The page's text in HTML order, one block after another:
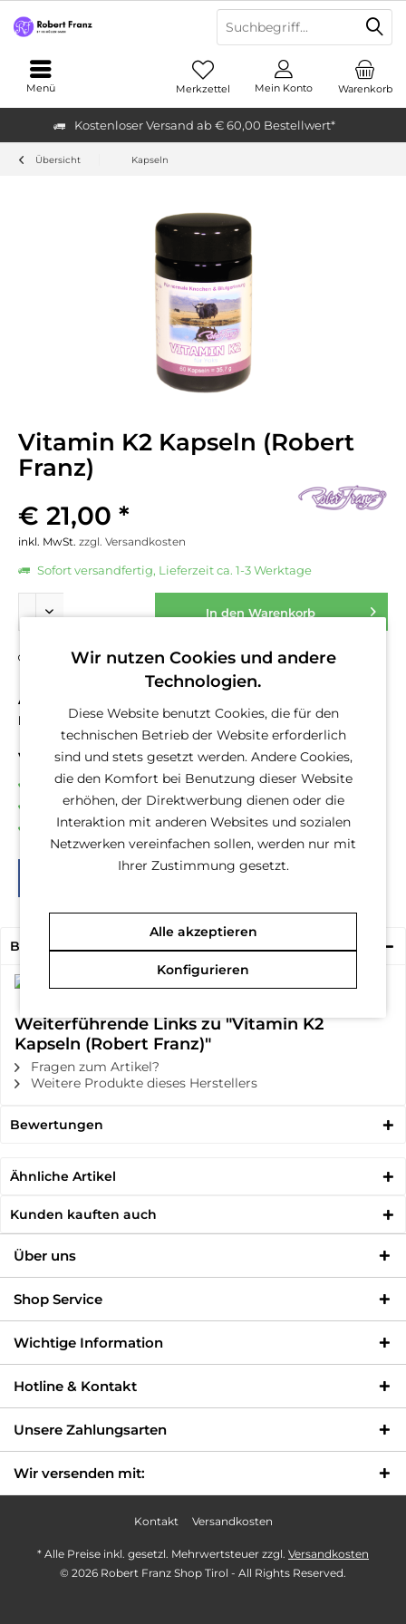
Kostenloser Versand ab € 60,00 Bestellwert*
Warenkorb
Merkzettel Mein Konto
Menü
Übersicht Kapseln
Vitamin K2 Kapseln (Robert
Franz)
€ 21,00 *
inkl. MwSt. zzgl. Versandkosten
Sofort versandfertig, Lieferzeit ca. 1-3 Werktage
In den Warenkorb
Merken Fragen zum Artikel?
Artikel-Nr.:
EAN
10429
Vorteile
Kostenloser Versand ab € 50,- Bestellwert
Versand innerhalb von 24h*
30 Tage Geld-Zurück-Garantie
Beschreibung
Weiterführende Links zu "Vitamin K2
Kapseln (Robert Franz)"
Fragen zum Artikel?
Weitere Produkte dieses Herstellers
Bewertungen
Ähnliche Artikel
Kunden kauften auch
Über uns
Shop Service
Wichtige Information
Hotline & Kontakt
Unsere Zahlungsarten
Wir versenden mit:
Kontakt Versandkosten
* Alle Preise inkl. gesetzl. Mehrwertsteuer zzgl. Versandkosten
© 2026 Robert Franz Shop Tirol - All Rights Reserved.
Wir nutzen Cookies und andere
Technologien.
Diese Website benutzt Cookies, die für den
technischen Betrieb der Website erforderlich
sind und stets gesetzt werden. Andere Cookies,
die den Komfort bei Benutzung dieser Website
erhöhen, der Direktwerbung dienen oder die
Interaktion mit anderen Websites und sozialen
Netzwerken vereinfachen sollen, werden nur mit
Ihrer Zustimmung gesetzt.
Alle akzeptieren
Konfigurieren